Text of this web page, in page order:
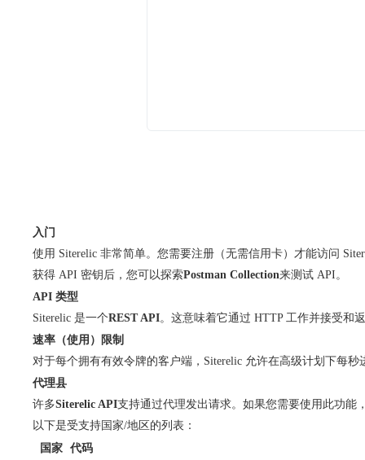
入门
使用 Siterelic 非常简单。您需要注册（无需信用卡）才能访问
获得 API 密钥后，您可以探索Postman Collection来测试 API。
API 类型
Siterelic 是一个REST API。这意味着它通过 HTTP 工作并接受和
速率（使用）限制
对于每个拥有有效令牌的客户端，Siterelic 允许在高级计划下每秒
代理县
许多Siterelic API支持通过代理发出请求。如果您需要使用此功能
以下是受支持国家/地区的列表：
国家 代码